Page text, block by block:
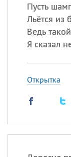
Пусть
Льётся из
Ведь
Я сказал
Открытка